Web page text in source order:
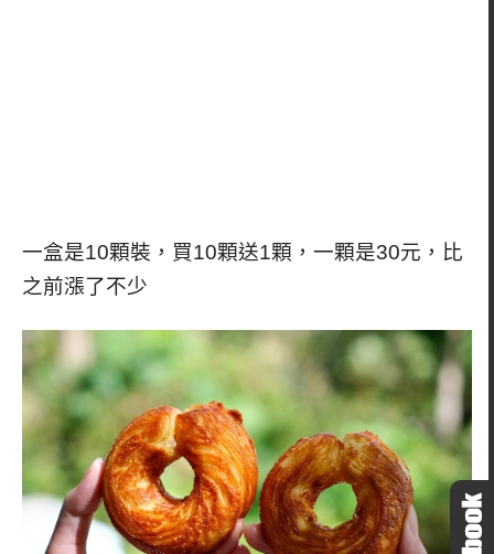
一盒是10顆裝，買10顆送1顆，一顆是30元，比
之前漲了不少